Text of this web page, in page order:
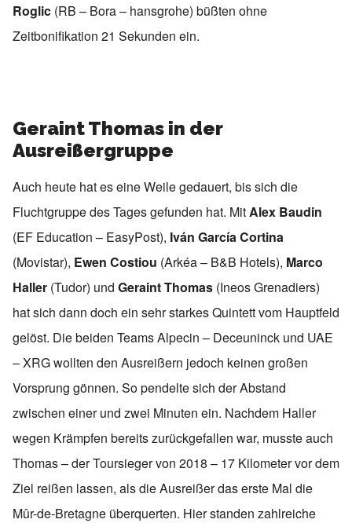
Roglic (RB – Bora – hansgrohe) büßten ohne
Zeitbonifikation 21 Sekunden ein.
Geraint Thomas in der
Ausreißergruppe
Auch heute hat es eine Weile gedauert, bis sich die
Fluchtgruppe des Tages gefunden hat. Mit Alex Baudin
(EF Education – EasyPost), Iván García Cortina
(Movistar), Ewen Costiou (Arkéa – B&B Hotels), Marco
Haller (Tudor) und Geraint Thomas (Ineos Grenadiers)
hat sich dann doch ein sehr starkes Quintett vom Hauptfeld
gelöst. Die beiden Teams Alpecin – Deceuninck und UAE
– XRG wollten den Ausreißern jedoch keinen großen
Vorsprung gönnen. So pendelte sich der Abstand
zwischen einer und zwei Minuten ein. Nachdem Haller
wegen Krämpfen bereits zurückgefallen war, musste auch
Thomas – der Toursieger von 2018 – 17 Kilometer vor dem
Ziel reißen lassen, als die Ausreißer das erste Mal die
Mûr-de-Bretagne überquerten. Hier standen zahlreiche